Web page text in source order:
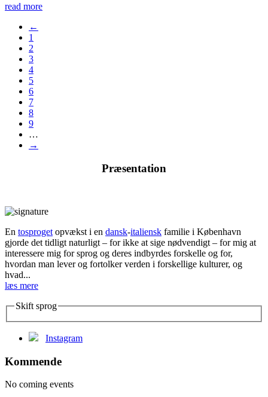
read more
←
1
2
3
4
5
6
7
8
9
…
→
Præsentation
En tosproget opvækst i en dansk-italiensk familie i København
gjorde det tidligt naturligt – for ikke at sige nødvendigt – for mig at
interessere mig for sprog og deres indbyrdes forskelle og for,
hvordan man lever og fortolker verden i forskellige kulturer, og
hvad...
læs mere
Skift sprog
Instagram
Kommende
No coming events